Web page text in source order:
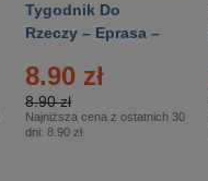
Tygodnik Do
Rzeczy – Eprasa –
8.90 zł
8.90 zł
Najniższa cena z ostatnich 30
dni: 8.90 zł